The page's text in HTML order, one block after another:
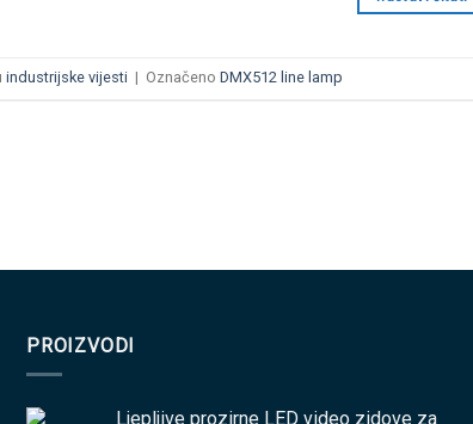
industrijske vijesti | Označeno DMX512 line lamp
PROIZVODI
Ljepljive prozirne LED video zidove za